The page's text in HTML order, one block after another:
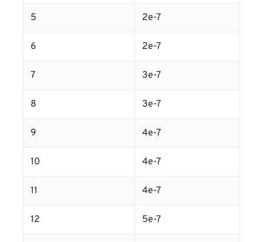
5 2e-7
6 2e-7
7 3e-7
8 3e-7
9 4e-7
10 4e-7
11 4e-7
12 5e-7